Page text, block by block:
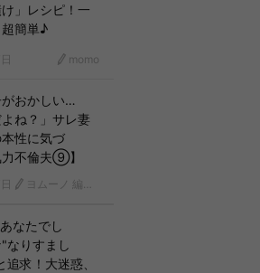
け」レシピ！一
簡単♪
momo
おかしい…
よね？」サレ妻
性に気づ
力不倫夫⑨】
ヨムーノ 編集部 漫画チーム
なたでし
なりすまし
求！大迷惑、